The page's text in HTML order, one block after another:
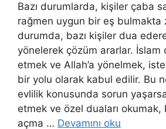
Bazı durumlarda, kişiler çaba
rağmen uygun bir eş bulmakta
durumda, bazı kişiler dua
yönelerek çözüm ararlar. İslam
etmek ve Allah’a yönelmek,
bir yolu olarak kabul edilir. Bu
evlilik konusunda sorun
etmek ve özel duaları
açma … Devamını oku